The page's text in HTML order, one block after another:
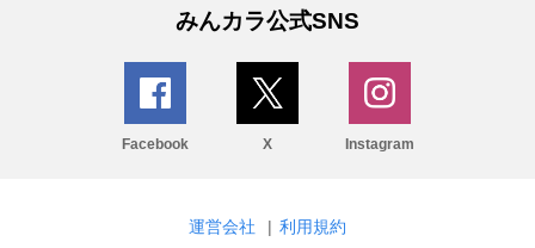
みんカラ公式SNS
Facebook X Instagram
運営会社 | 利用規約